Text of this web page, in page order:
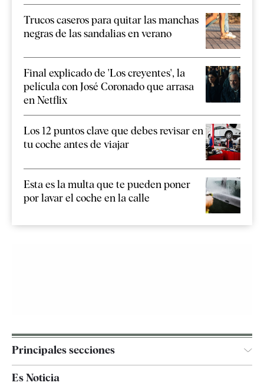
Trucos caseros para quitar las manchas
negras de las sandalias en verano
Final explicado de 'Los creyentes', la
película con José Coronado que arrasa
en Netflix
Los 12 puntos clave que debes revisar en
tu coche antes de viajar
Esta es la multa que te pueden poner
por lavar el coche en la calle
Principales secciones
España
Es Noticia